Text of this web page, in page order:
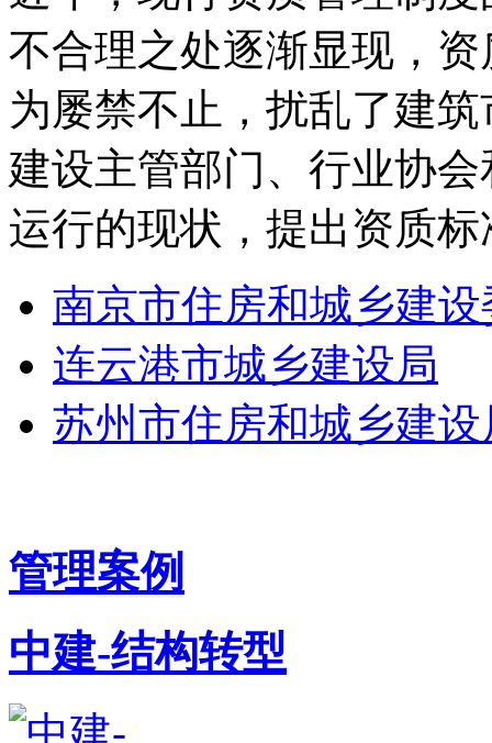
不合理之处逐渐显现，
为屡禁不止，扰乱了建
建设主管部门、行业协
运行的现状，提出资质
南京市住房和城乡建设
连云港市城乡建设局
苏州市住房和城乡建设
管理案例
中建-结构转型